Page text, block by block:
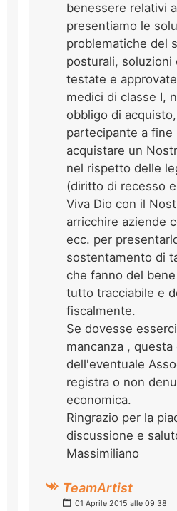
benessere relativi
presentiamo le
problematiche del
posturali, soluzioni
testate e
medici di classe I,
obbligo di
partecipante a
acquistare un
nel rispetto delle
(diritto di recesso
Viva Dio con il
arricchire aziende
ecc. per
sostentamento di
che fanno del
tutto tracciabile e
fiscalmente.
Se dovesse
mancanza ,
dell'eventuale
registra o non
economica.
Ringrazio per la
discussione e
Massimiliano
TeamArtist
01 Aprile 2015 alle 09:38